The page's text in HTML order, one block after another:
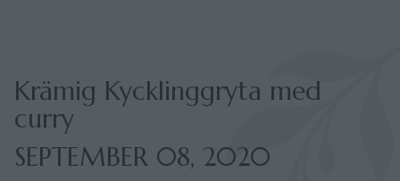
Krämig Kycklinggryta med
curry
SEPTEMBER 08, 2020